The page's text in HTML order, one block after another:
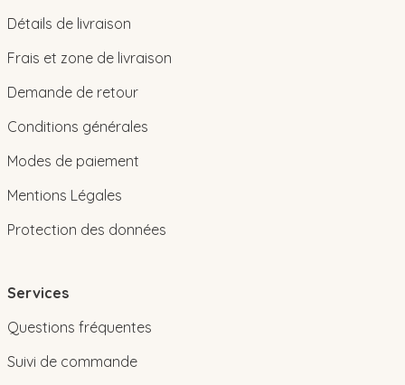
Détails de livraison
Frais et zone de livraison
Demande de retour
Conditions générales
Modes de paiement
Mentions Légales
Protection des données
Services
Questions fréquentes
Suivi de commande